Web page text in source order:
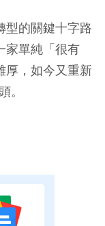
型的關鍵十字路
家單純「很有
厚，如今又重新
。